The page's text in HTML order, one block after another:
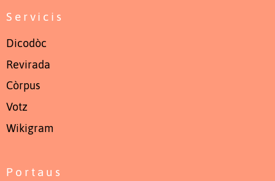
Servicis
Dicodòc
Revirada
Còrpus
Votz
Wikigram
Portaus